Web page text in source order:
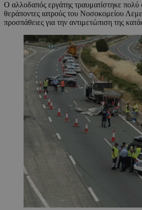
Ο αλλοδαπός εργάτης τραυματίστηκε
θεράποντες ιατρούς του Νοσοκομείου
προσπάθειες για την αντιμετώπιση της